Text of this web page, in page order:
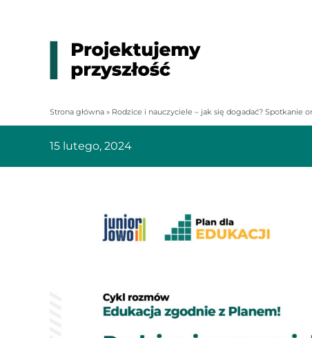
Strona główna» Rodzice i nauczyciele – jak się dogadać? Spotkanie
15 lutego, 2024